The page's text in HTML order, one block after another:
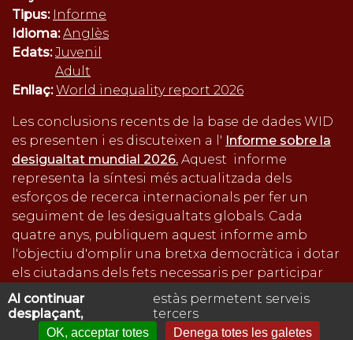
Tipus: Informe
Idioma:Anglès
Edats:Juvenil
Adult
Enllaç:World inequality report 2026
Les conclusions recents de la base de dades WID
es presenten i es discuteixen a l' Informe sobre la
desigualtat mundial 2026. Aquest informe
representa la síntesi més actualitzada dels
esforços de recerca internacionals per fer un
seguiment de les desigualtats globals. Cada
quatre anys, publiquem aquest informe amb
l'objectiu d'omplir una bretxa democràtica i dotar
els ciutadans dels fets necessaris per participar
en debats públics informats sobre la desigualtat.
Inicieu sessióper a enviar comentaris
Al continuar
desplaçant,
estàs permetent serveis
tercers
OK, acceptar totes Denega totes les galetes